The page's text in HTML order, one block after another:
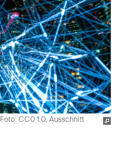
Foto: CC0 1.0, Ausschnitt